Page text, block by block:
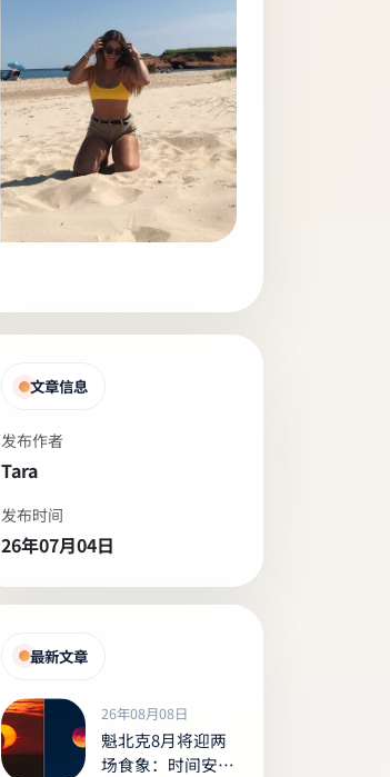
文章信息
发布作者
Tara
发布时间
26年07月04日
最新文章
26年08月08日
魁北克8月将迎两
场食象：时间安排